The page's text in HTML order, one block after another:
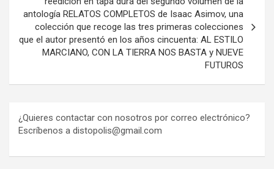
antología RELATOS COMPLETOS de Isaac Asimov, una
colección que recoge las tres primeras colecciones
que el autor presentó en los años cincuenta: AL ESTILO
MARCIANO, CON LA TIERRA NOS BASTA y NUEVE
FUTUROS
¿Quieres contactar con nosotros por correo electrónico?
Escríbenos a distopolis@gmail.com